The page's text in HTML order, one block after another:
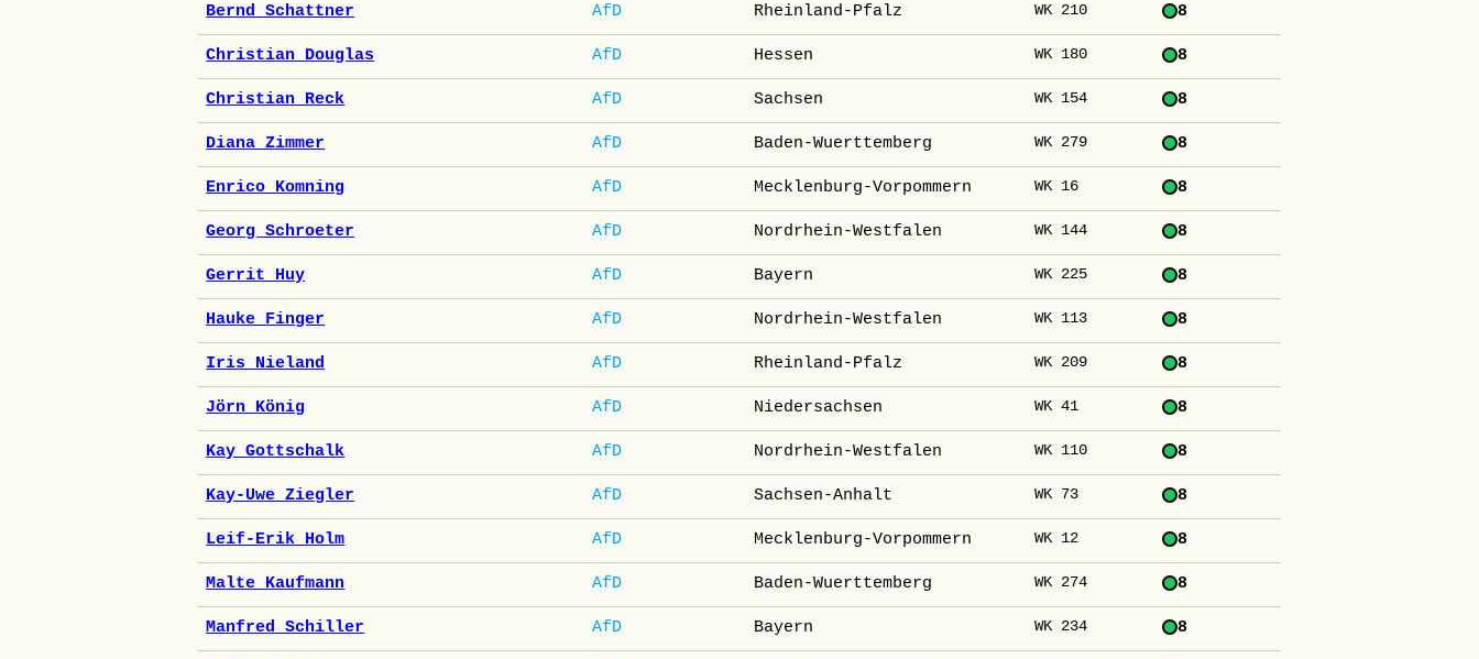
Bernd Schattner AfD Rheinland-Pfalz WK 210 8
Christian Douglas AfD Hessen WK 180 8
Christian Reck AfD Sachsen WK 154 8
Diana Zimmer AfD Baden-Wuerttemberg WK 279 8
Enrico Komning AfD Mecklenburg-Vorpommern WK 16 8
Georg Schroeter AfD Nordrhein-Westfalen WK 144 8
Gerrit Huy AfD Bayern WK 225 8
Hauke Finger AfD Nordrhein-Westfalen WK 113 8
Iris Nieland AfD Rheinland-Pfalz WK 209 8
Jörn König AfD Niedersachsen WK 41 8
Kay Gottschalk AfD Nordrhein-Westfalen WK 110 8
Kay-Uwe Ziegler AfD Sachsen-Anhalt WK 73 8
Leif-Erik Holm AfD Mecklenburg-Vorpommern WK 12 8
Malte Kaufmann AfD Baden-Wuerttemberg WK 274 8
Manfred Schiller AfD Bayern WK 234 8